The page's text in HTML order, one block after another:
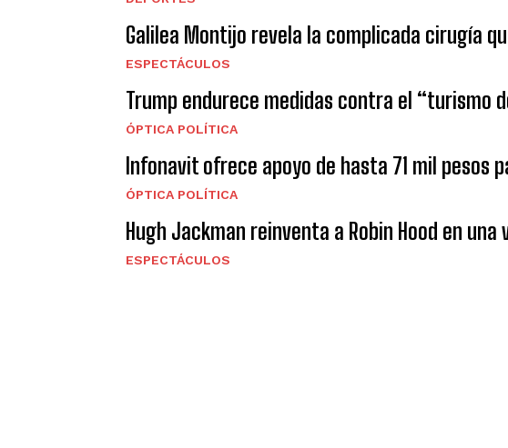
Galilea Montijo revela la complicada cirugía
ESPECTÁCULOS
Trump endurece medidas contra el “turismo
ÓPTICA POLÍTICA
Infonavit ofrece apoyo de hasta 71 mil
ÓPTICA POLÍTICA
Hugh Jackman reinventa a Robin Hood en
ESPECTÁCULOS